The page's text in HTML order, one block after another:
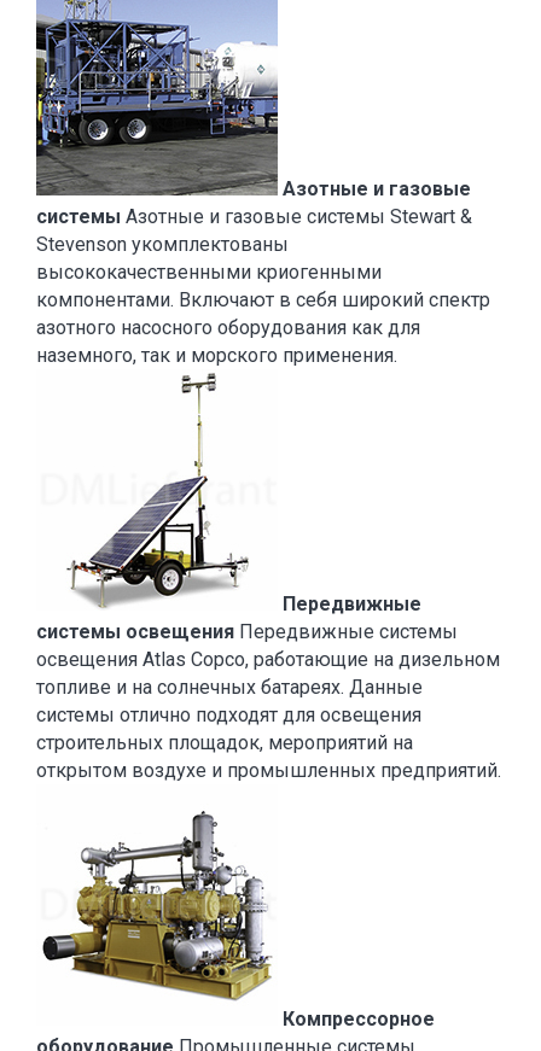
Азотные и газовые
системы Азотные и газовые системы Stewart &
Stevenson укомплектованы
высококачественными криогенными
компонентами. Включают в себя широкий спектр
азотного насосного оборудования как для
наземного, так и морского применения.
Передвижные
системы освещения Передвижные системы
освещения Atlas Copco, работающие на дизельном
топливе и на солнечных батареях. Данные
системы отлично подходят для освещения
строительных площадок, мероприятий на
открытом воздухе и промышленных предприятий.
Компрессорное
оборудование Промышленные системы